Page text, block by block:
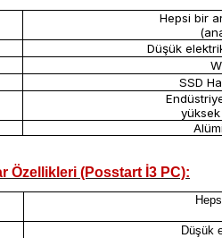
Hepsi bir
Düşük
SSD
yüksek
Özellikleri (Posstart İ3 PC):
Düşük